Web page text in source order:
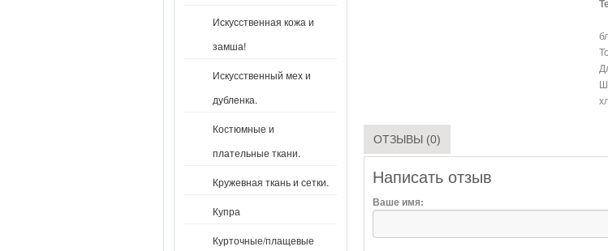
Искусственная кожа и
замша!
Искусственный мех и
дубленка.
Костюмные и
плательные ткани.
Кружевная ткань и сетки.
Купра
Курточные/плащевые
ОТЗЫВЫ (0)
Написать отзыв
Ваше имя: